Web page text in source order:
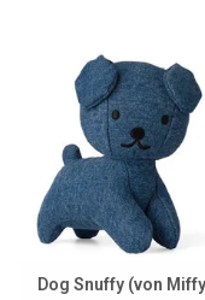
Dog Snuffy (von